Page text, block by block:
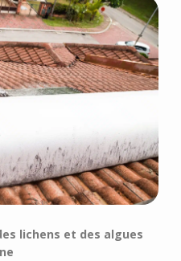
lichens et des algues